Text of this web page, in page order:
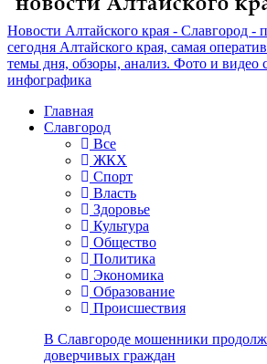
Новости Алтайского края - Славгород -
сегодня Алтайского края, самая
темы дня, обзоры, анализ. Фото и видео
инфографика
Главная
Славгород
Все
ЖКХ
Спорт
Власть
Здоровье
Культура
Общество
Политика
Экономика
Образование
Происшествия
В Славгороде мошенники
доверчивых граждан